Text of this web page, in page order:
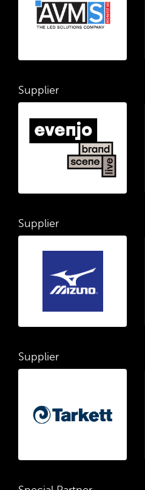
Supplier
Supplier
Supplier